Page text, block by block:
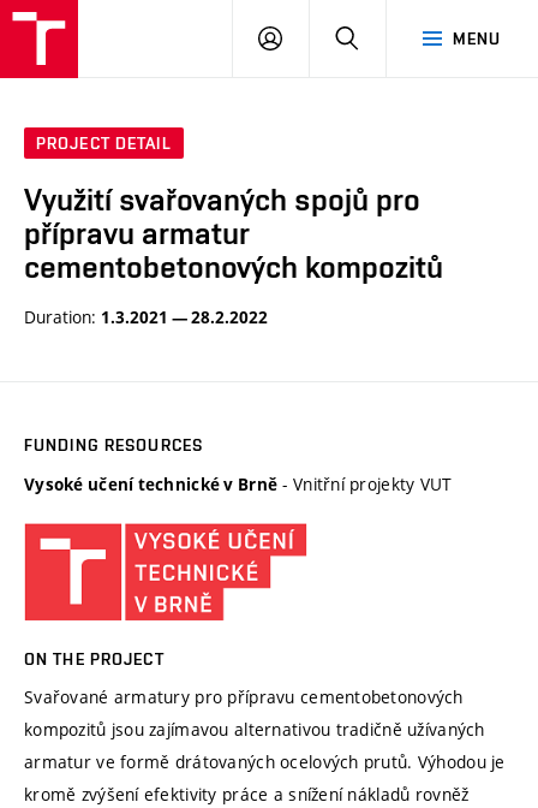
MENU
LOG
SEARCH
PROJECT DETAIL
Využití svařovaných spojů pro
přípravu armatur
cementobetonových kompozitů
Duration: 1.3.2021 — 28.2.2022
FUNDING RESOURCES
Vysoké učení technické v Brně - Vnitřní projekty VUT
ON THE PROJECT
Svařované armatury pro přípravu cementobetonových
kompozitů jsou zajímavou alternativou tradičně užívaných
armatur ve formě drátovaných ocelových prutů. Výhodou je
kromě zvýšení efektivity práce a snížení nákladů rovněž